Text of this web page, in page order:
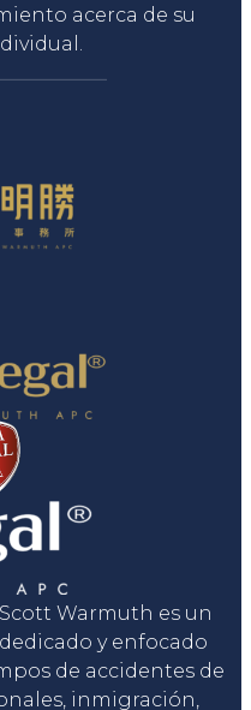
acerca de su
Warmuth es un
y enfocado
de accidentes de
inmigración,